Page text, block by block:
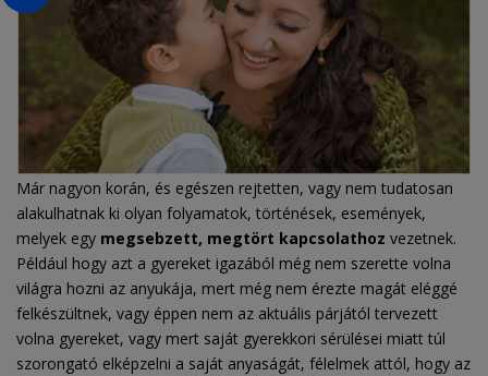
Már nagyon korán, és egészen rejtetten, vagy nem tudatosan
alakulhatnak ki olyan folyamatok, történések, események,
melyek egy megsebzett, megtört kapcsolathoz vezetnek.
Például hogy azt a gyereket igazából még nem szerette volna
világra hozni az anyukája, mert még nem érezte magát eléggé
felkészültnek, vagy éppen nem az aktuális párjától tervezett
volna gyereket, vagy mert saját gyerekkori sérülései miatt túl
szorongató elképzelni a saját anyaságát, félelmek attól, hogy az